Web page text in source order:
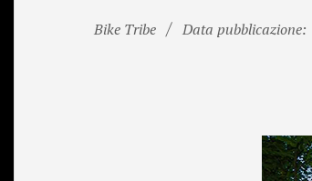
Bike Tribe Data pubblicazione: